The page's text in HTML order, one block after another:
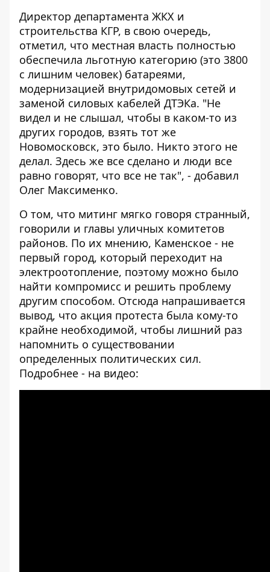
Директор департамента ЖКХ и
строительства КГР, в свою очередь,
отметил, что местная власть полностью
обеспечила льготную категорию (это 3800
с лишним человек) батареями,
модернизацией внутридомовых сетей и
заменой силовых кабелей ДТЭКа. "Не
видел и не слышал, чтобы в каком-то из
других городов, взять тот же
Новомосковск, это было. Никто этого не
делал. Здесь же все сделано и люди все
равно говорят, что все не так", - добавил
Олег Максименко.
О том, что митинг мягко говоря странный,
говорили и главы уличных комитетов
районов. По их мнению, Каменское - не
первый город, который переходит на
электроотопление, поэтому можно было
найти компромисс и решить проблему
другим способом. Отсюда напрашивается
вывод, что акция протеста была кому-то
крайне необходимой, чтобы лишний раз
напомнить о существовании
определенных политических сил.
Подробнее - на видео: